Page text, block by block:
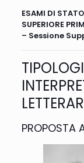
ESAMI DI
SUPERIORE
– Sessione